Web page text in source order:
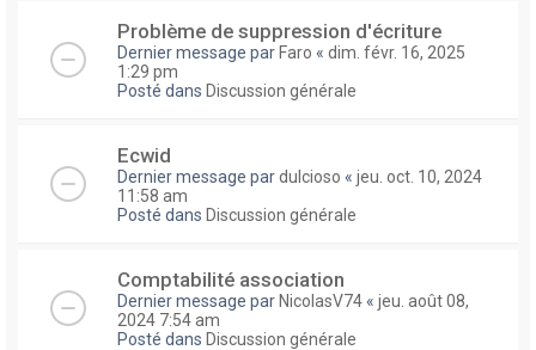
Problème de suppression d'écriture
Dernier message par Faro « dim. févr. 16, 2025
1:29 pm
Posté dans Discussion générale
Ecwid
Dernier message pardulcioso « jeu. oct. 10, 2024
11:58 am
Posté dans Discussion générale
Comptabilité association
Dernier message par NicolasV74 « jeu. août 08,
2024 7:54 am
Posté dans Discussion générale